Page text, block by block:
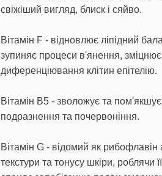
свіжіший вигляд, блиск і сяйво.
Вітамін F - відновлює ліпідний
зупиняє процеси в'янення,
диференціювання клітин епітелію.
Вітамін В5 - зволожує та
подразнення та почервоніння.
Вітамін G - відомий як
текстури та тонусу шкіри, роблячи